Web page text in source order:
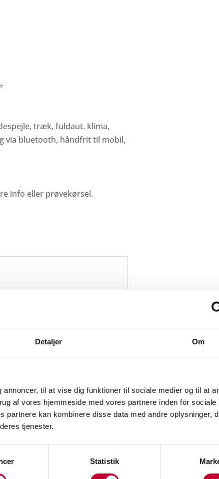
Detaljer Om
til at vise dig funktioner til sociale medier og til at
af vores hjemmeside med vores partnere inden for sociale
partnere kan kombinere disse data med andre oplysninger,
tjenester.
Statistik
træk, fuldaut. klima,
via bluetooth, håndfrit til mobil,
info eller prøvekørsel.
år Første reg. måned
9
2025